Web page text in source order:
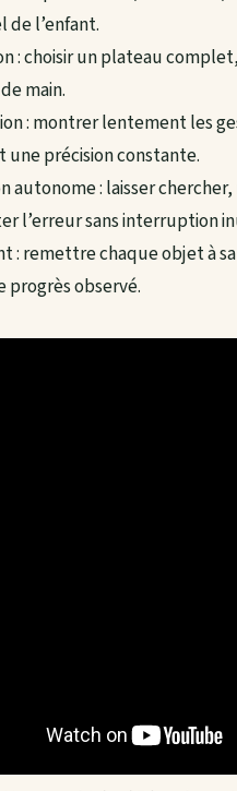
de l’enfant.
: choisir un plateau
main.
: montrer lentement les
une précision constante.
autonome : laisser
l’erreur sans interruption
: remettre chaque objet à
progrès observé.